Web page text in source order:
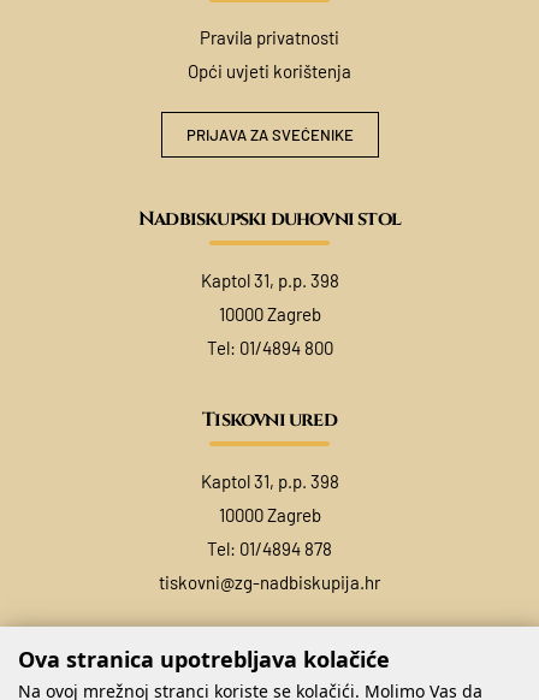
Pravila privatnosti
Opći uvjeti korištenja
PRIJAVA ZA SVEĆENIKE
Nadbiskupski duhovni stol
Kaptol 31, p.p. 398
10000 Zagreb
Tel: 01/4894 800
Tiskovni ured
Kaptol 31, p.p. 398
10000 Zagreb
Tel: 01/4894 878
tiskovni@zg-nadbiskupija.hr
Ova stranica upotrebljava kolačiće
Na ovoj mrežnoj stranci koriste se kolačići. Molimo Vas da